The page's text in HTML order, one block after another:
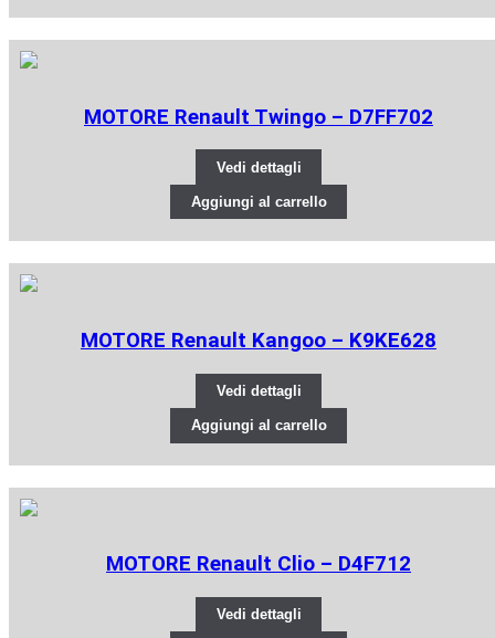
MOTORE Renault Twingo – D7FF702
Vedi dettagli
Aggiungi al carrello
MOTORE Renault Kangoo – K9KE628
Vedi dettagli
Aggiungi al carrello
MOTORE Renault Clio – D4F712
Vedi dettagli